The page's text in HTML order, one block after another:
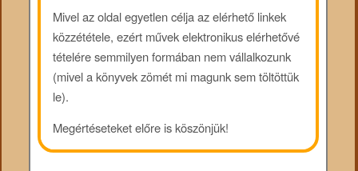
Mivel az oldal egyetlen célja az elérhető linkek
közzététele, ezért művek elektronikus elérhetővé
tételére semmilyen formában nem vállalkozunk
(mivel a könyvek zömét mi magunk sem töltöttük
le).
Megértéseteket előre is köszönjük!